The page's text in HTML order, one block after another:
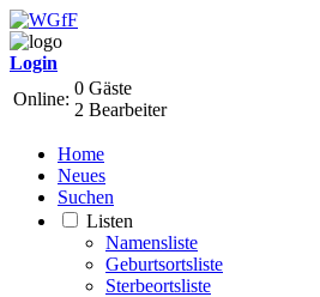
Login
Online:
0 Gäste
2 Bearbeiter
Home
Neues
Suchen
Listen
Namensliste
Geburtsortsliste
Sterbeortsliste